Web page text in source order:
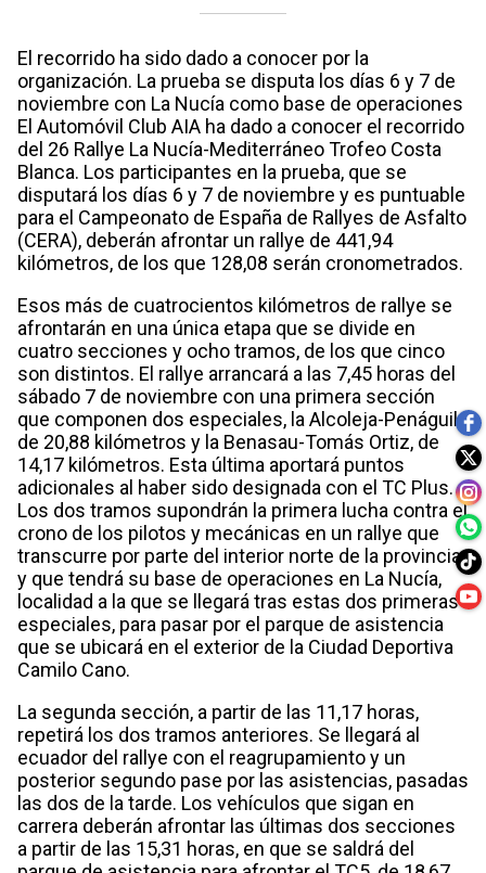
El recorrido ha sido dado a conocer por la
organización. La prueba se disputa los días 6 y 7 de
noviembre con La Nucía como base de operaciones
El Automóvil Club AIA ha dado a conocer el recorrido
del 26 Rallye La Nucía-Mediterráneo Trofeo Costa
Blanca. Los participantes en la prueba, que se
disputará los días 6 y 7 de noviembre y es puntuable
para el Campeonato de España de Rallyes de Asfalto
(CERA), deberán afrontar un rallye de 441,94
kilómetros, de los que 128,08 serán cronometrados.
Esos más de cuatrocientos kilómetros de rallye se
afrontarán en una única etapa que se divide en
cuatro secciones y ocho tramos, de los que cinco
son distintos. El rallye arrancará a las 7,45 horas del
sábado 7 de noviembre con una primera sección
que componen dos especiales, la Alcoleja-Penáguila
de 20,88 kilómetros y la Benasau-Tomás Ortiz, de
14,17 kilómetros. Esta última aportará puntos
adicionales al haber sido designada con el TC Plus.
Los dos tramos supondrán la primera lucha contra el
crono de los pilotos y mecánicas en un rallye que
transcurre por parte del interior norte de la provincia
y que tendrá su base de operaciones en La Nucía,
localidad a la que se llegará tras estas dos primeras
especiales, para pasar por el parque de asistencia
que se ubicará en el exterior de la Ciudad Deportiva
Camilo Cano.
La segunda sección, a partir de las 11,17 horas,
repetirá los dos tramos anteriores. Se llegará al
ecuador del rallye con el reagrupamiento y un
posterior segundo pase por las asistencias, pasadas
las dos de la tarde. Los vehículos que sigan en
carrera deberán afrontar las últimas dos secciones
a partir de las 15,31 horas, en que se saldrá del